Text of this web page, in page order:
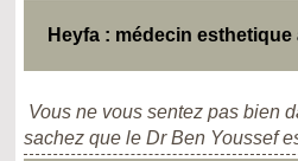
Heyfa : médecin esthetique
Vous ne vous sentez pas bien
sachez que le Dr Ben Youssef